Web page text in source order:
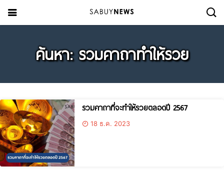
ค้นหา: รวมคาถาทำให้รวย
รวมคาถาที่จะทำให้รวยตลอดปี 2567
18 ธ.ค. 2023